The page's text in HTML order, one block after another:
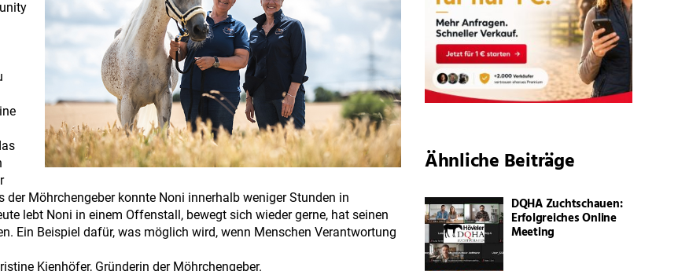
Möhrchengeber konnte Noni innerhalb weniger Stunden in
lebt Noni in einem Offenstall, bewegt sich wieder gerne, hat seinen
Ein Beispiel dafür, was möglich wird, wenn Menschen Verantwortung
Kienhöfer, Gründerin der Möhrchengeber.
Ähnliche Beiträge
DQHA Zuchtschauen:
Erfolgreiches Online
Meeting